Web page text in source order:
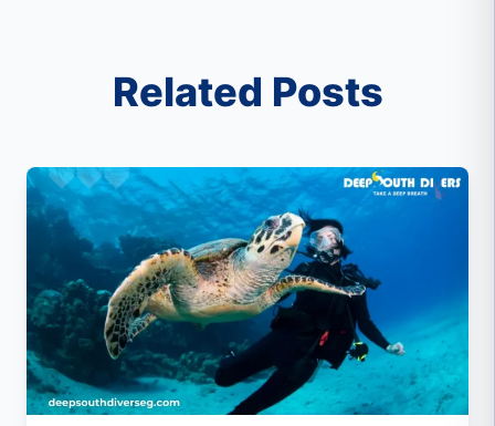
Related Posts